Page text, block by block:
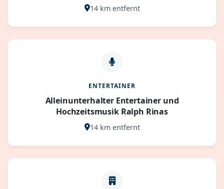
14 km entfernt
ENTERTAINER
Alleinunterhalter Entertainer und
Hochzeitsmusik Ralph Rinas
14 km entfernt